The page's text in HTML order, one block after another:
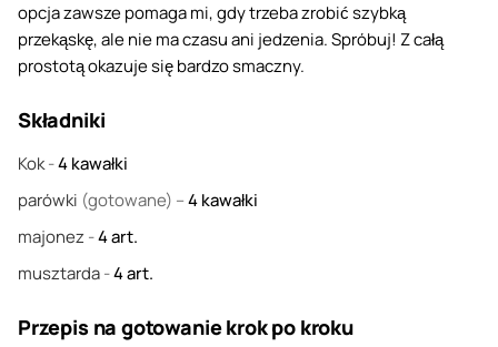
opcja zawsze pomaga mi, gdy trzeba zrobić szybką
przekąskę, ale nie ma czasu ani jedzenia. Spróbuj! Z całą
prostotą okazuje się bardzo smaczny.
Składniki
Kok-4kawałki
parówki (gotowane) –4kawałki
majonez-4art.
musztarda-4art.
Przepis na gotowanie krok po kroku